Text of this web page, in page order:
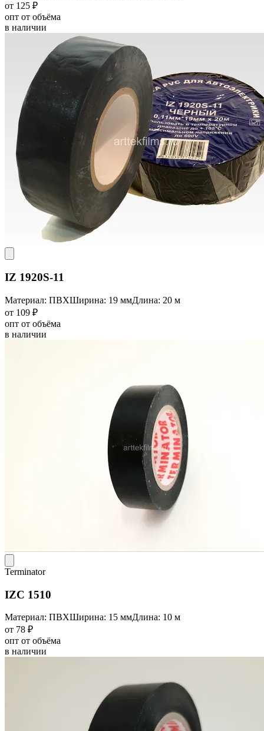
от 125 ₽
опт от объёма
в наличии
IZ 1920S-11
Материал: ПВХШирина: 19 ммДлина: 20 м
от 109 ₽
опт от объёма
в наличии
Terminator
IZC 1510
Материал: ПВХШирина: 15 ммДлина: 10 м
от 78 ₽
опт от объёма
в наличии